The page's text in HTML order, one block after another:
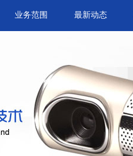
业务范围 最新动态